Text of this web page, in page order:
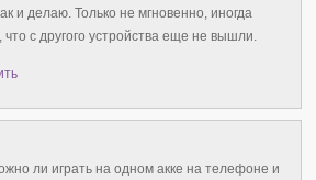
и делаю. Только не мгновенно, иногда
что с другого устройства еще не вышли.
ли играть на одном акке на телефоне и